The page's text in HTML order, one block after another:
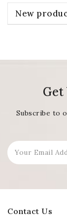
New
Get
Subscribe to
Contact Us